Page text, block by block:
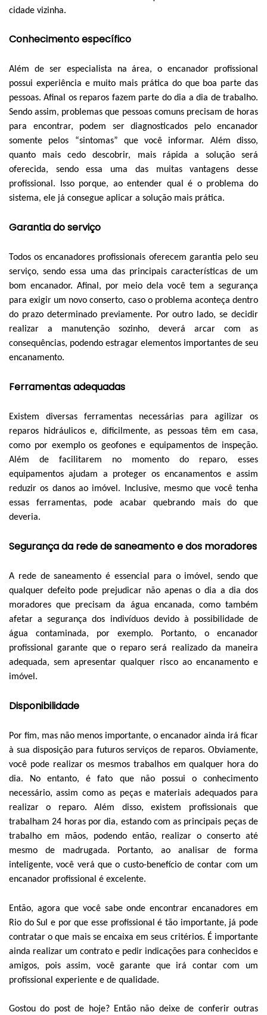
cidade vizinha.
Conhecimento específico
Além de ser especialista na área, o encanador profissional
possui experiência e muito mais prática do que boa parte das
pessoas. Afinal os reparos fazem parte do dia a dia de trabalho.
Sendo assim, problemas que pessoas comuns precisam de horas
para encontrar, podem ser diagnosticados pelo encanador
somente pelos “sintomas” que você informar. Além disso,
quanto mais cedo descobrir, mais rápida a solução será
oferecida, sendo essa uma das muitas vantagens desse
profissional. Isso porque, ao entender qual é o problema do
sistema, ele já consegue aplicar a solução mais prática.
Garantia do serviço
Todos os encanadores profissionais oferecem garantia pelo seu
serviço, sendo essa uma das principais características de um
bom encanador. Afinal, por meio dela você tem a segurança
para exigir um novo conserto, caso o problema aconteça dentro
do prazo determinado previamente. Por outro lado, se decidir
realizar a manutenção sozinho, deverá arcar com as
consequências, podendo estragar elementos importantes de seu
encanamento.
Ferramentas adequadas
Existem diversas ferramentas necessárias para agilizar os
reparos hidráulicos e, dificilmente, as pessoas têm em casa,
como por exemplo os geofones e equipamentos de inspeção.
Além de facilitarem no momento do reparo, esses
equipamentos ajudam a proteger os encanamentos e assim
reduzir os danos ao imóvel. Inclusive, mesmo que você tenha
essas ferramentas, pode acabar quebrando mais do que
deveria.
Segurança da rede de saneamento e dos moradores
A rede de saneamento é essencial para o imóvel, sendo que
qualquer defeito pode prejudicar não apenas o dia a dia dos
moradores que precisam da água encanada, como também
afetar a segurança dos indivíduos devido à possibilidade de
água contaminada, por exemplo. Portanto, o encanador
profissional garante que o reparo será realizado da maneira
adequada, sem apresentar qualquer risco ao encanamento e
imóvel.
Disponibilidade
Por fim, mas não menos importante, o encanador ainda irá ficar
à sua disposição para futuros serviços de reparos. Obviamente,
você pode realizar os mesmos trabalhos em qualquer hora do
dia. No entanto, é fato que não possui o conhecimento
necessário, assim como as peças e materiais adequados para
realizar o reparo. Além disso, existem profissionais que
trabalham 24 horas por dia, estando com as principais peças de
trabalho em mãos, podendo então, realizar o conserto até
mesmo de madrugada. Portanto, ao analisar de forma
inteligente, você verá que o custo-benefício de contar com um
encanador profissional é excelente.
Então, agora que você sabe onde encontrar encanadores em
Rio do Sul e por que esse profissional é tão importante, já pode
contratar o que mais se encaixa em seus critérios. É importante
ainda realizar um contrato e pedir indicações para conhecidos e
amigos, pois assim, você garante que irá contar com um
profissional experiente e de qualidade.
Gostou do post de hoje? Então não deixe de conferir outras